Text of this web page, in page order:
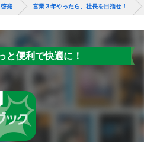
発 営業３年やったら、社長を目指せ！
と便利で快適に！